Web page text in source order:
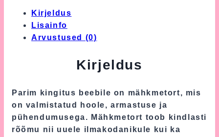
Kirjeldus
Lisainfo
Arvustused (0)
Kirjeldus
Parim kingitus beebile on mähkmetort, mis
on valmistatud hoole, armastuse ja
pühendumusega. Mähkmetort toob kindlasti
rõõmu nii uuele ilmakodanikule kui ka